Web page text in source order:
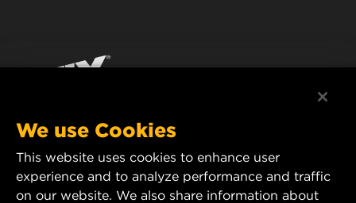
РЕКВІЗИТИ
MANN+HUMMEL FT Poland
ul. Wrocławska 145,
We use Cookies
This website uses cookies to enhance user
experience and to analyze performance and traffic
on our website. We also share information about